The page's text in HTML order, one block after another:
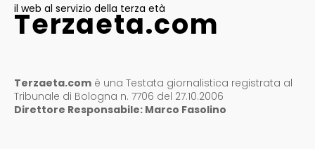
il web al servizio della terza età
Terzaeta.com
Terzaeta.com è una Testata giornalistica registrata al
Tribunale di Bologna n. 7706 del 27.10.2006
Direttore Responsabile: Marco Fasolino